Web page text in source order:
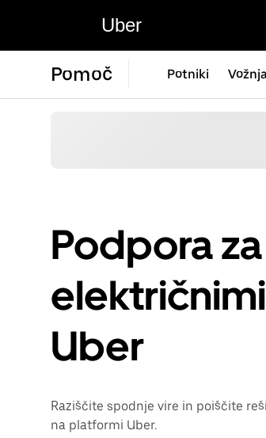
Uber
Pomoč Potniki
Podpora
Uber
Raziščite spodnje vire in poiščite
na platformi Uber.